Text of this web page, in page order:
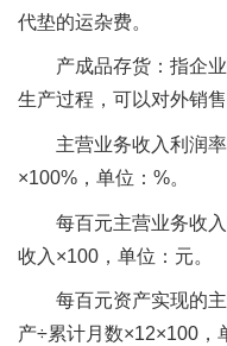
代垫的运杂费。
产成品存货：指企
生产过程，可以对外销售
主营业务收入利润
×100%，单位：%。
每百元主营业务收
收入×100，单位：元。
每百元资产实现的
产÷累计月数×12×100，